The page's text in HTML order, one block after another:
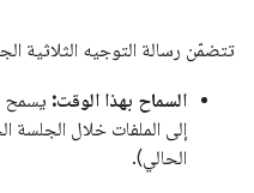
تتضمّن رسالة التوجيه الثلاثية
السماح بهذا الوقت: يسمح
إلى الملفات خلال الجلسة
الحالي).